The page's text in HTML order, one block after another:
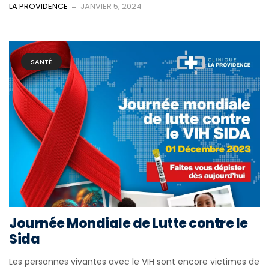
LA PROVIDENCE JANVIER 5, 2024
SANTÉ
Journée Mondiale de Lutte contre le
Sida
Les personnes vivantes avec le VIH sont encore victimes de